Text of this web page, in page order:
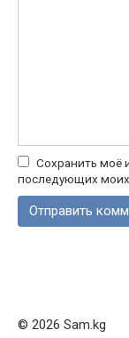
Сохранить моё
последующих
© 2026 Sam.kg